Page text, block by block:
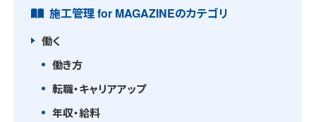
施工管理 for MAGAZINEのカテゴリ
働く
働き方
転職・キャリアアップ
年収・給料